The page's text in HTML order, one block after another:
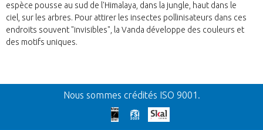
espèce pousse au sud de l'Himalaya, dans la jungle, haut dans le
ciel, sur les arbres. Pour attirer les insectes pollinisateurs dans ces
endroits souvent "invisibles", la Vanda développe des couleurs et
des motifs uniques.
Retour
Nos excuses
Nous sommes crédités ISO 9001.